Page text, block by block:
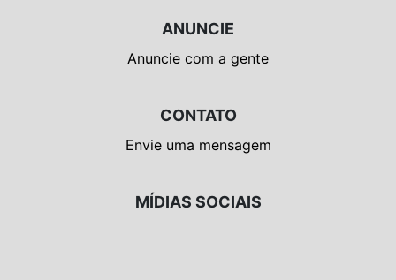
ANUNCIE
Anuncie com a gente
CONTATO
Envie uma mensagem
MÍDIAS SOCIAIS